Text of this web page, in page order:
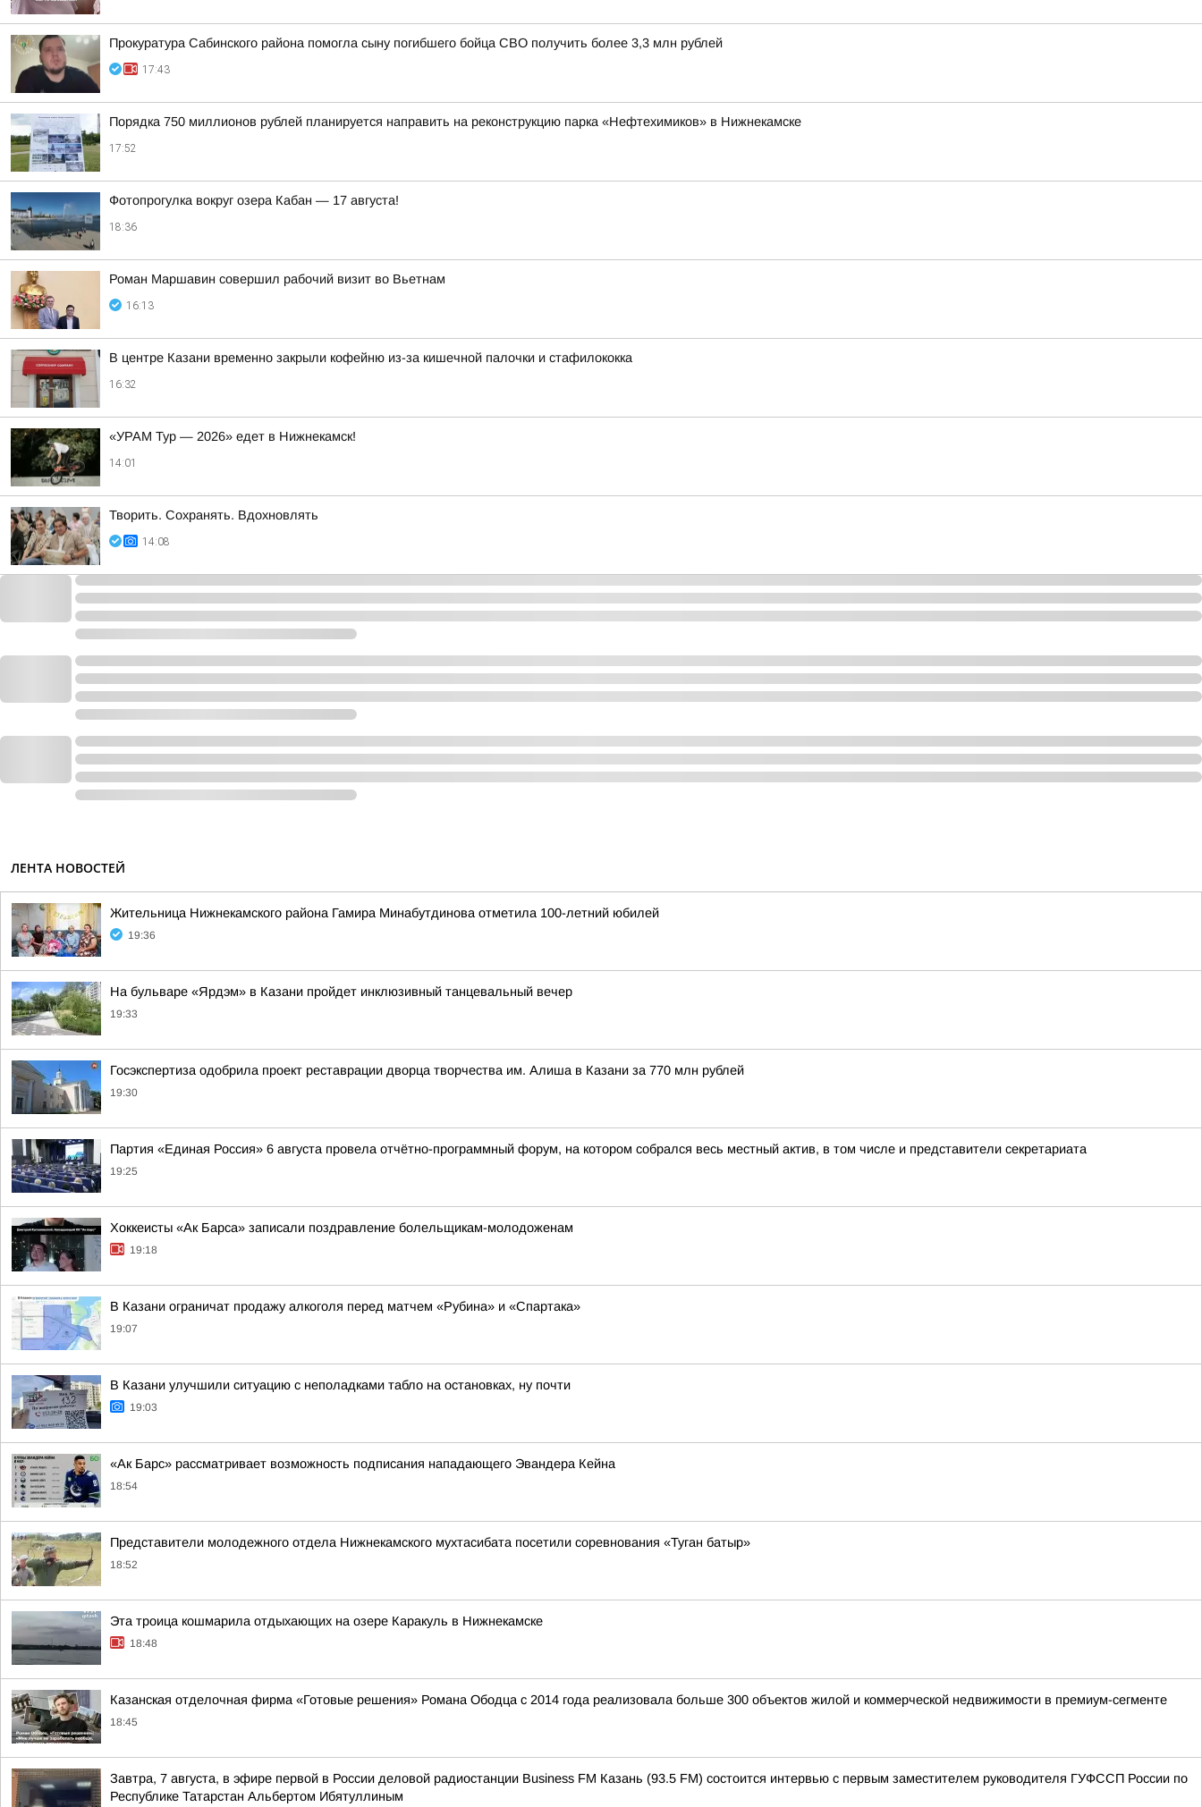
Прокуратура Сабинского района помогла сыну погибшего бойца СВО получить более 3,3 млн рублей
17:43
Порядка 750 миллионов рублей планируется направить на реконструкцию парка «Нефтехимиков» в Нижнекамске
17:52
Фотопрогулка вокруг озера Кабан — 17 августа!
18:36
Роман Маршавин совершил рабочий визит во Вьетнам
16:13
В центре Казани временно закрыли кофейню из-за кишечной палочки и стафилококка
16:32
«УРАМ Тур — 2026» едет в Нижнекамск!
14:01
Творить. Сохранять. Вдохновлять
14:08
ЛЕНТА НОВОСТЕЙ
Жительница Нижнекамского района Гамира Минабутдинова отметила 100-летний юбилей
19:36
На бульваре «Ярдэм» в Казани пройдет инклюзивный танцевальный вечер
19:33
Госэкспертиза одобрила проект реставрации дворца творчества им. Алиша в Казани за 770 млн рублей
19:30
Партия «Единая Россия» 6 августа провела отчётно-программный форум, на котором собрался весь местный актив, в том числе и представители секретариата
19:25
Хоккеисты «Ак Барса» записали поздравление болельщикам-молодоженам
19:18
В Казани ограничат продажу алкоголя перед матчем «Рубина» и «Спартака»
19:07
В Казани улучшили ситуацию с неполадками табло на остановках, ну почти
19:03
«Ак Барс» рассматривает возможность подписания нападающего Эвандера Кейна
18:54
Представители молодежного отдела Нижнекамского мухтасибата посетили соревнования «Туган батыр»
18:52
Эта троица кошмарила отдыхающих на озере Каракуль в Нижнекамске
18:48
Казанская отделочная фирма «Готовые решения» Романа Ободца с 2014 года реализовала больше 300 объектов жилой и коммерческой недвижимости в премиум-сегменте
18:45
Завтра, 7 августа, в эфире первой в России деловой радиостанции Business FM Казань (93.5 FM) состоится интервью с первым заместителем руководителя ГУФССП России по
Республике Татарстан Альбертом Ибятуллиным